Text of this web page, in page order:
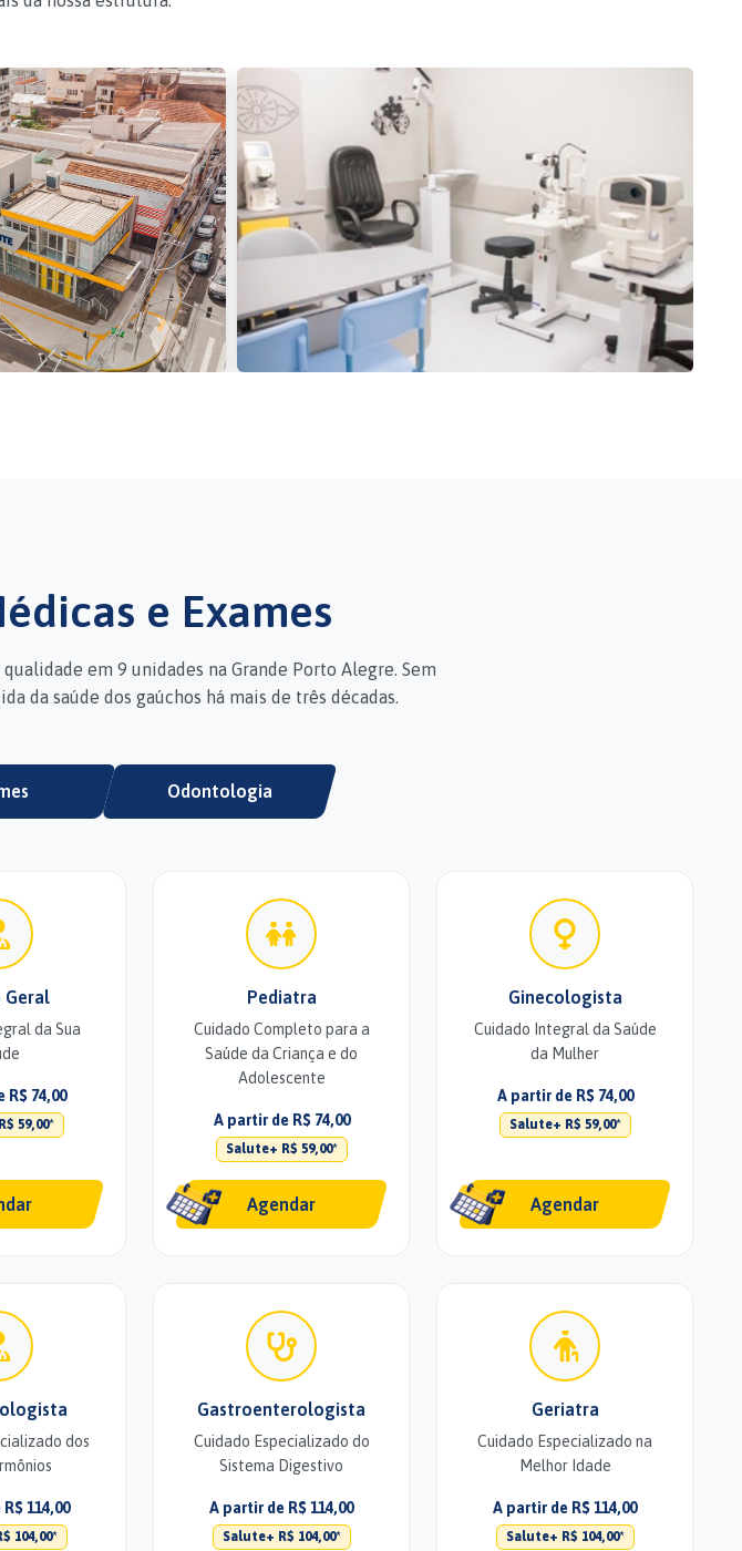
e Exames
em 9 unidades na Grande Porto Alegre. Sem
da saúde dos gaúchos há mais de três décadas.
Odontologia
da Sua
R$ 74,00
59,00*
Pediatra
Cuidado Completo para a
Saúde da Criança e do
Adolescente
A partir de R$ 74,00
Salute+ R$ 59,00*
Agendar
Ginecologista
Cuidado Integral da Saúde
da Mulher
A partir de R$ 74,00
Salute+ R$ 59,00*
Agendar
dos
114,00
104,00*
Gastroenterologista
Cuidado Especializado do
Sistema Digestivo
A partir de R$ 114,00
Salute+ R$ 104,00*
Geriatra
Cuidado Especializado na
Melhor Idade
A partir de R$ 114,00
Salute+ R$ 104,00*